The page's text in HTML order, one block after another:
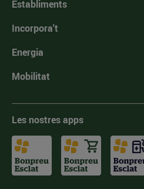
Establiments
Incorpora't
Energia
Mobilitat
Les nostres apps